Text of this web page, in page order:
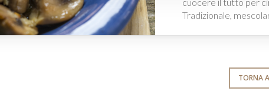
Tradizionale,
TORNA